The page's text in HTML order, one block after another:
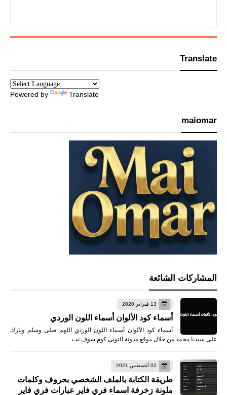
Translate
Powered by Translate
maiomar
المشاركات الشائعة
13 فبراير 2020
أسماء كود الألوان أسماء اللون الوردي
أسماء كود الألوان أسماء اللون الوردي اللهم صلى وسلم وبارك
على سيدنا محمد من خلال موقع مدونة التونى كوم سوف نت…
02 أغسطس 2021
طريقة الكتابة بالملف الشخصي بحروف وكلمات
ملونة زخرفة اسماء فري فاير عبارات فري فاير